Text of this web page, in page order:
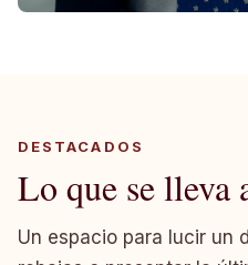
DESTACADOS
Lo que se lleva
Un espacio para lucir un